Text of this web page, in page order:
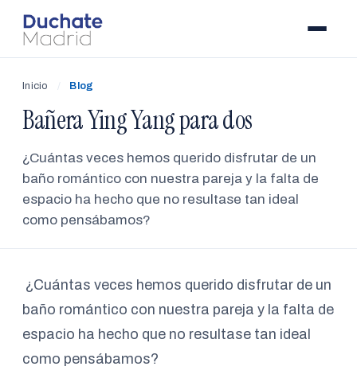
Inicio / Blog
Bañera Ying Yang para dos
¿Cuántas veces hemos querido disfrutar de un
baño romántico con nuestra pareja y la falta de
espacio ha hecho que no resultase tan ideal
como pensábamos?
¿Cuántas veces hemos querido disfrutar de un
baño romántico con nuestra pareja y la falta de
espacio ha hecho que no resultase tan ideal
como pensábamos?